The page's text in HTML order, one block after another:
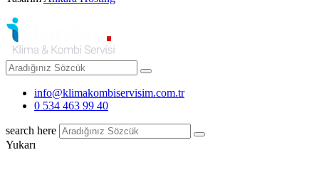
info@klimakombiservisim.com.tr
0 534 463 99 40
search here
Yukarı